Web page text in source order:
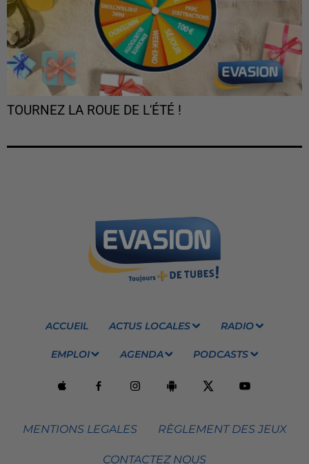
TOURNEZ LA ROUE DE L'ÉTÉ !
ACCUEIL ACTUS LOCALES RADIO
EMPLOI AGENDA PODCASTS
MENTIONS LEGALES RÈGLEMENT DES JEUX
CONTACTEZ NOUS